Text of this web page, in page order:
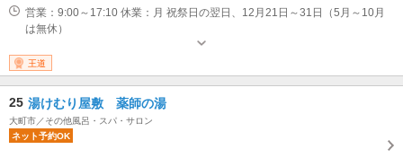
営業：9:00～17:10 休業：月 祝祭日の翌日、12月21日～31日（5月～10月
は無休）
王道
25 湯けむり屋敷 薬師の湯
大町市／その他風呂・スパ・サロン
ネット予約OK